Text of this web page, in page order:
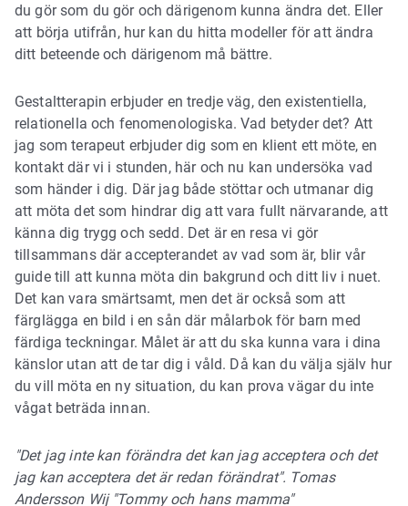
du gör som du gör och därigenom kunna ändra det. Eller
att börja utifrån, hur kan du hitta modeller för att ändra
ditt beteende och därigenom må bättre.
Gestaltterapin erbjuder en tredje väg, den existentiella,
relationella och fenomenologiska. Vad betyder det? Att
jag som terapeut erbjuder dig som en klient ett möte, en
kontakt där vi i stunden, här och nu kan undersöka vad
som händer i dig. Där jag både stöttar och utmanar dig
att möta det som hindrar dig att vara fullt närvarande, att
känna dig trygg och sedd. Det är en resa vi gör
tillsammans där accepterandet av vad som är, blir vår
guide till att kunna möta din bakgrund och ditt liv i nuet.
Det kan vara smärtsamt, men det är också som att
färglägga en bild i en sån där målarbok för barn med
färdiga teckningar. Målet är att du ska kunna vara i dina
känslor utan att de tar dig i våld. Då kan du välja själv hur
du vill möta en ny situation, du kan prova vägar du inte
vågat beträda innan.
"Det jag inte kan förändra det kan jag acceptera och det
jag kan acceptera det är redan förändrat". Tomas
Andersson Wij "Tommy och hans mamma"